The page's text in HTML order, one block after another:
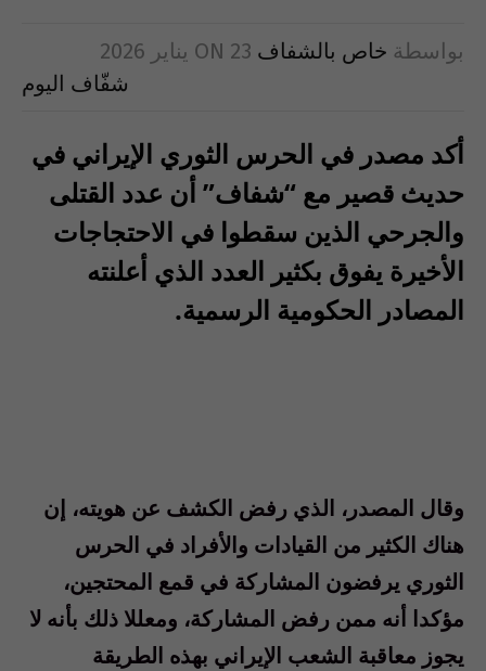
بواسطة خاص بالشفاف ON 23 يناير 2026
شفّاف اليوم
أكد مصدر في الحرس الثوري الإيراني في
حديث قصير مع “شفاف” أن عدد القتلى
والجرحي الذين سقطوا في الاحتجاجات
الأخيرة يفوق بكثير العدد الذي أعلنته
المصادر الحكومية الرسمية.
وقال المصدر، الذي رفض الكشف عن هويته، إن
هناك الكثير من القيادات والأفراد في الحرس
الثوري يرفضون المشاركة في قمع المحتجين،
مؤكدا أنه ممن رفض المشاركة، ومعللا ذلك بأنه لا
يجوز معاقبة الشعب الإيراني بهذه الطريقة